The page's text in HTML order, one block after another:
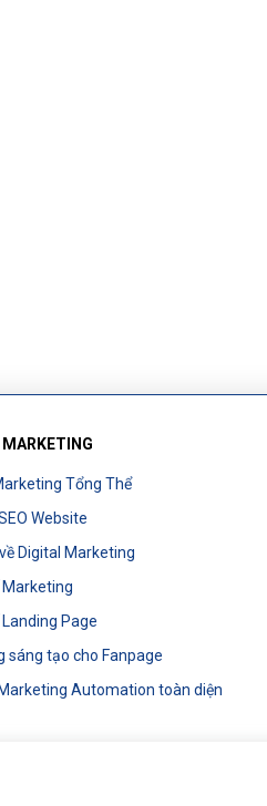
MARKETING
Tổng Thể
Website
Digital Marketing
Marketing
Page
sáng tạo cho Fanpage
Automation toàn diện